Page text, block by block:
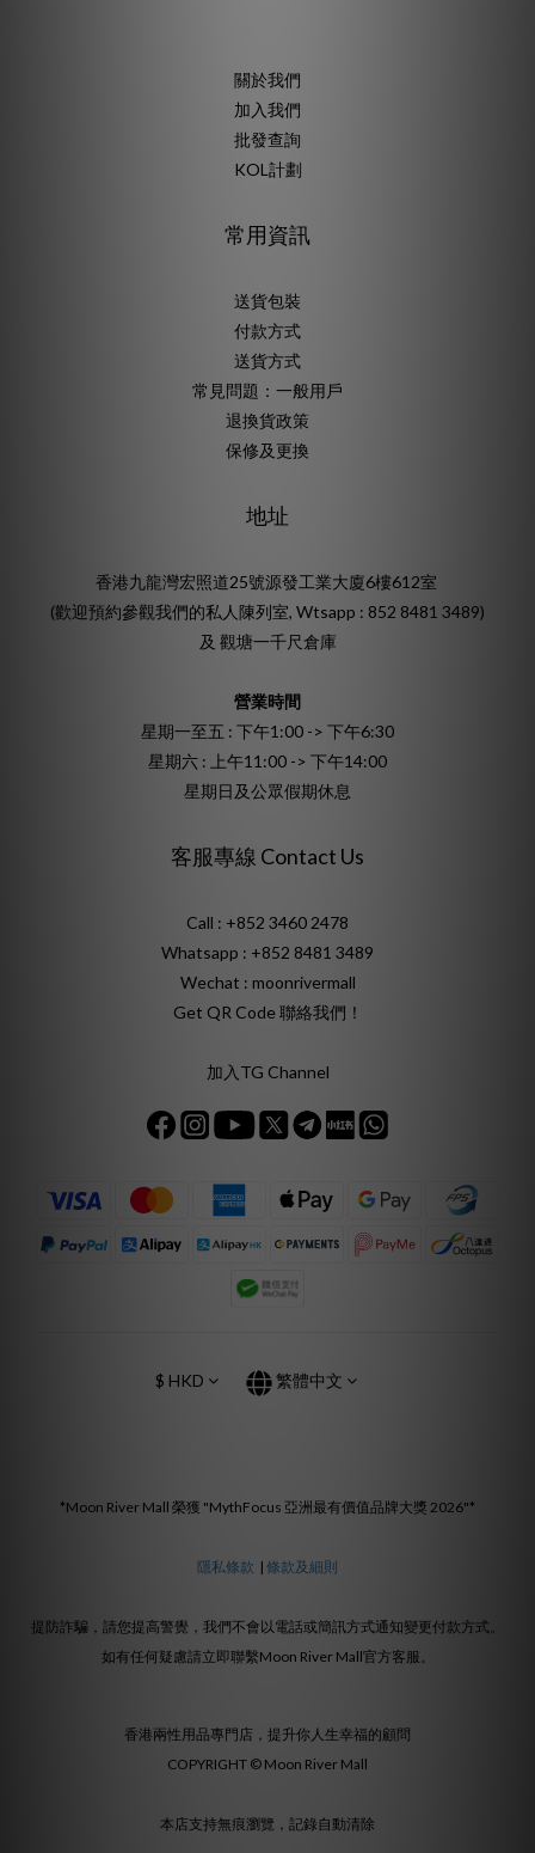
關於我們
加入我們
批發查詢
KOL計劃
常用資訊
送貨包裝
付款方式
送貨方式
常見問題：一般用戶
退換貨政策
保修及更換
地址
香港九龍灣宏照道25號源發工業大廈6樓612室
(歡迎預約參觀我們的私人陳列室, Wtsapp : 852 8481 3489)
及 觀塘一千尺倉庫
營業時間
星期一至五 : 下午1:00 -> 下午6:30
星期六 : 上午11:00 -> 下午14:00
星期日及公眾假期休息
客服專線 Contact Us
Call : +852 3460 2478
Whatsapp : +852 8481 3489
Wechat : moonrivermall
Get QR Code 聯絡我們！
加入TG Channel
$ HKD 繁體中文
*Moon River Mall 榮獲 "MythFocus 亞洲最有價值品牌大獎 2026"*
隱私條款 | 條款及細則
提防詐騙，請您提高警覺，我們不會以電話或簡訊方式通知變更付款方式。
如有任何疑慮請立即聯繫Moon River Mall官方客服。
香港兩性用品專門店，提升你人生幸福的顧問
COPYRIGHT © Moon River Mall
本店支持無痕瀏覽，記錄自動清除